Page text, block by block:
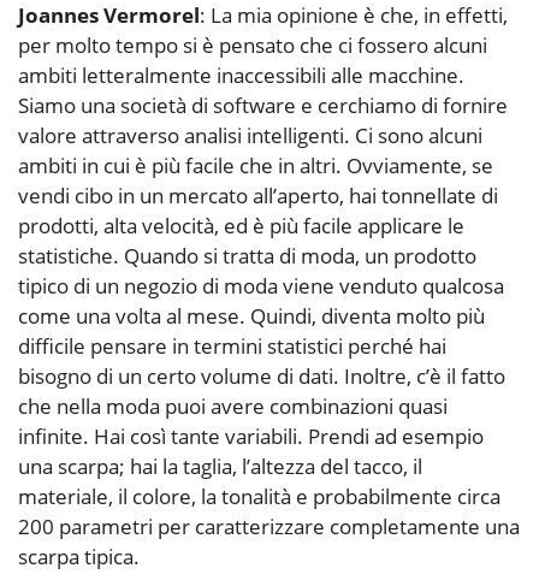
Joannes Vermorel: La mia opinione è che, in effetti,
per molto tempo si è pensato che ci fossero alcuni
ambiti letteralmente inaccessibili alle macchine.
Siamo una società di software e cerchiamo di fornire
valore attraverso analisi intelligenti. Ci sono alcuni
ambiti in cui è più facile che in altri. Ovviamente, se
vendi cibo in un mercato all’aperto, hai tonnellate di
prodotti, alta velocità, ed è più facile applicare le
statistiche. Quando si tratta di moda, un prodotto
tipico di un negozio di moda viene venduto qualcosa
come una volta al mese. Quindi, diventa molto più
difficile pensare in termini statistici perché hai
bisogno di un certo volume di dati. Inoltre, c’è il fatto
che nella moda puoi avere combinazioni quasi
infinite. Hai così tante variabili. Prendi ad esempio
una scarpa; hai la taglia, l’altezza del tacco, il
materiale, il colore, la tonalità e probabilmente circa
200 parametri per caratterizzare completamente una
scarpa tipica.